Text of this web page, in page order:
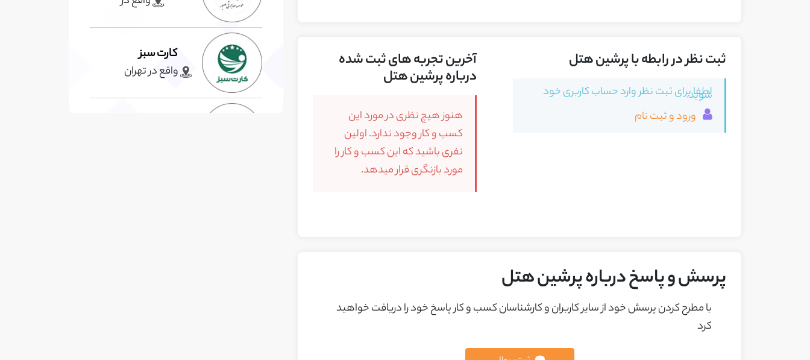
ثبت نظر در رابطه با پرشین هتل
لطفا برای ثبت نظر وارد حساب کاربری خود
شوید.
ورود و ثبت نام
آخرین تجربه های ثبت شده
درباره پرشین هتل
هنوز هیچ نظری در مورد این
کسب و کار وجود ندارد. اولین
نفری باشید که این کسب و کار را
مورد بازنگری قرار میدهد.
پرسش و پاسخ درباره پرشین هتل
با مطرح کردن پرسش خود از ساير کاربران و کارشناسان کسب و کار پاسخ خود را دريافت خواهيد
کرد
کارت سبز
واقع در تهران